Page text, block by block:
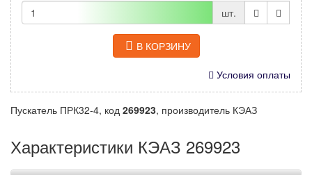
шт.
В КОРЗИНУ
Условия оплаты
Пускатель ПРК32-4, код 269923, производитель КЭАЗ
Характеристики КЭАЗ 269923